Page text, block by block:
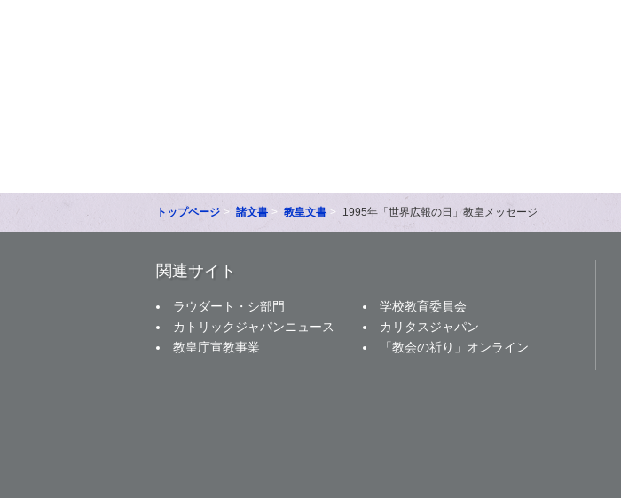
トップページ 諸文書 教皇文書 1995年「世界広報の日」教皇メッセージ
関連サイト
ラウダート・シ部門
学校教育委員会
カトリックジャパンニュース
カリタスジャパン
教皇庁宣教事業
「教会の祈り」オンライン